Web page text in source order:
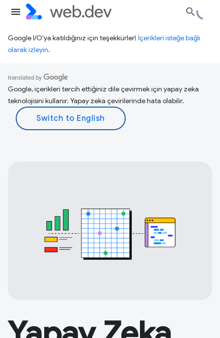
Google I/O'ya katıldığınız için teşekkürler! İçerikleri isteğe bağlı
olarak izleyin.
Google, içerikleri tercih ettiğiniz dile çevirmek için yapay zeka
teknolojisini kullanır. Yapay zeka çevirilerinde hata olabilir.